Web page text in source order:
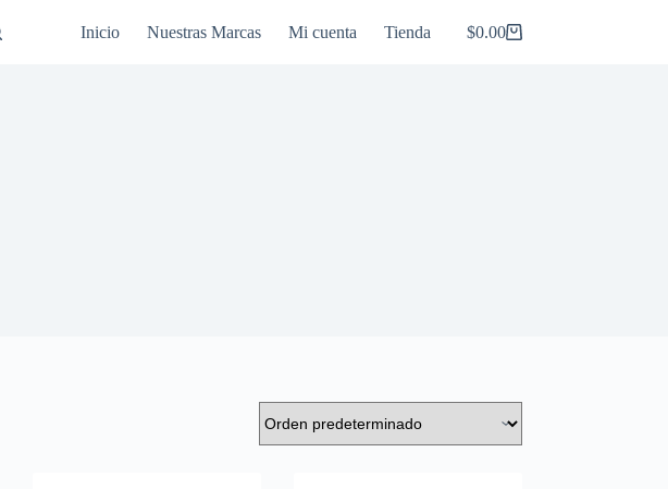
Inicio Nuestras Marcas Mi cuenta Tienda
Carro
$0.00